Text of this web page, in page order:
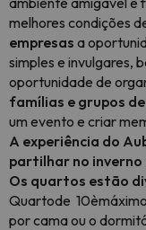
melhores condições
empresas a
simples e invulgares,
oportunidade de
famílias e grupos
um evento e criar
A experiência do
partilhar no inverno
Os quartos estão
Quartode 10è
por cama ou o